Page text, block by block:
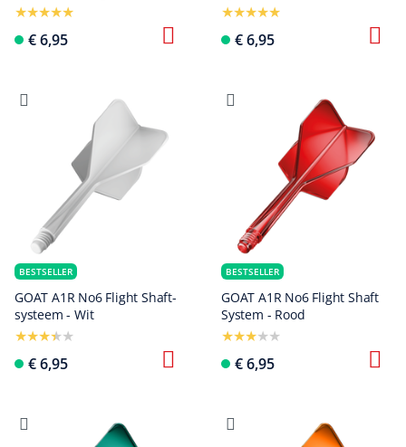
€ 6,95 € 6,95
BESTSELLER
GOAT A1R No6 Flight Shaft-
systeem - Wit
€ 6,95
BESTSELLER
GOAT A1R No6 Flight Shaft
System - Rood
€ 6,95